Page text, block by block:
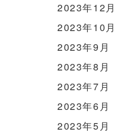
2023年12月
2023年10月
2023年9月
2023年8月
2023年7月
2023年6月
2023年5月